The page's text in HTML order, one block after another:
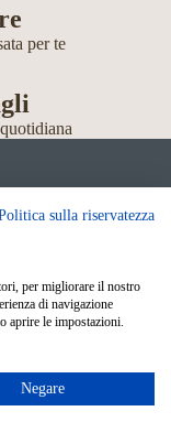
per te
sulla riservatezza
per migliorare il nostro
di navigazione
aprire le impostazioni.
Negare